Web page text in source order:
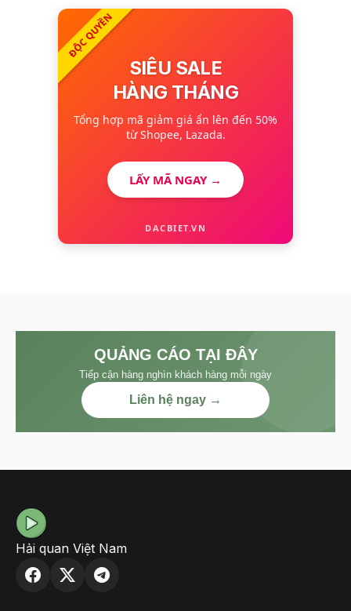
ĐỘC QUYỀN
SIÊU SALE
HÀNG THÁNG
Tổng hợp mã giảm giá ẩn lên đến 50%
từ Shopee, Lazada.
LẤY MÃ NGAY →
DACBIET.VN
QUẢNG CÁO TẠI ĐÂY
Tiếp cận hàng nghìn khách hàng mỗi ngày
Liên hệ ngay →
Hải quan Việt Nam